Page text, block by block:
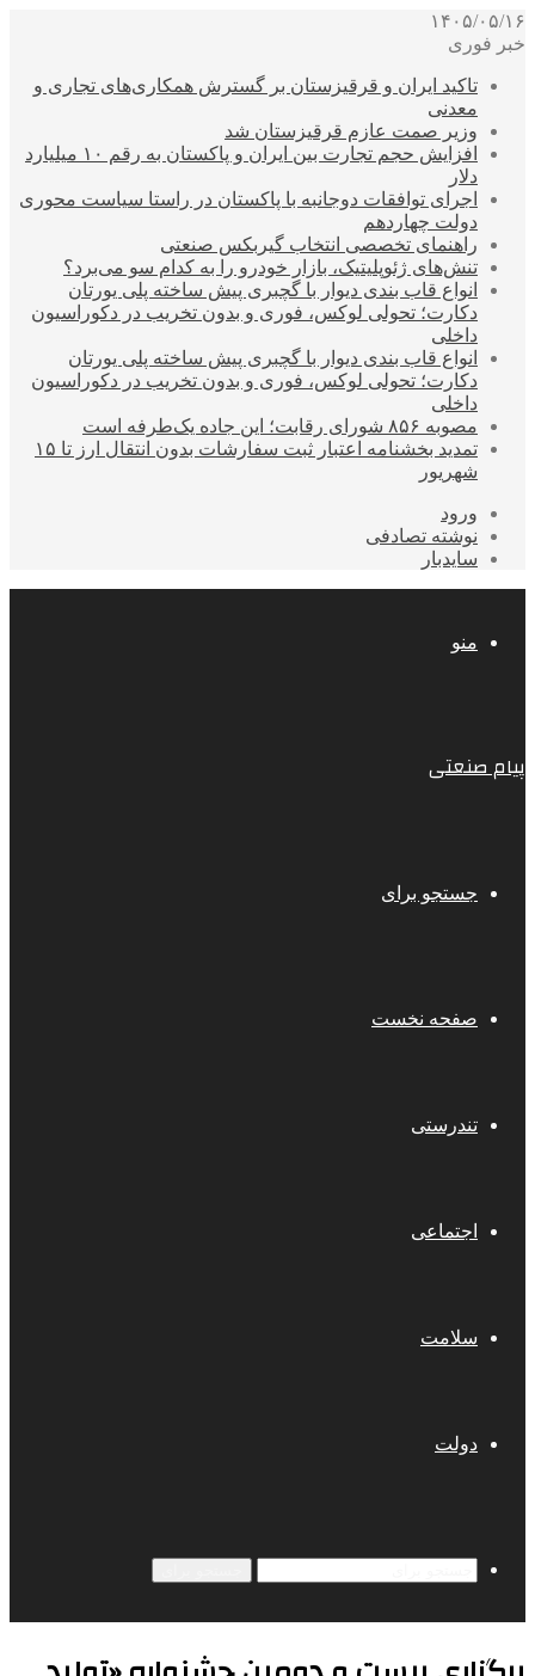
۱۴۰۵/۰۵/۱۶
خبر فوری
تاکید ایران و قرقیزستان بر گسترش همکاری‌های تجاری و
معدنی
وزیر صمت عازم قرقیزستان شد
افزایش حجم تجارت بین ایران و پاکستان به رقم ۱۰ میلیارد
دلار
اجرای توافقات دوجانبه با پاکستان در راستا سیاست محوری
دولت چهاردهم
راهنمای تخصصی انتخاب گیربکس صنعتی
تنش‌های ژئوپلیتیک، بازار خودرو را به کدام سو می‌برد؟
انواع قاب بندی دیوار با گچبری پیش ساخته پلی یورتان
دکارت؛ تحولی لوکس، فوری و بدون تخریب در دکوراسیون
داخلی
انواع قاب بندی دیوار با گچبری پیش ساخته پلی یورتان
دکارت؛ تحولی لوکس، فوری و بدون تخریب در دکوراسیون
داخلی
مصوبه ۸۵۶ شورای رقابت؛ این جاده یک‌طرفه است
تمدید بخشنامه اعتبار ثبت سفارشات بدون انتقال ارز تا ۱۵
شهریور
ورود
نوشته تصادفی
سایدبار
منو
پیام صنعتی
جستجو برای
صفحه نخست
تندرستی
اجتماعی
سلامت
دولت